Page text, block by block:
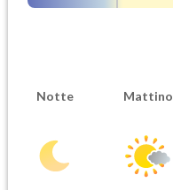
Notte Mattino